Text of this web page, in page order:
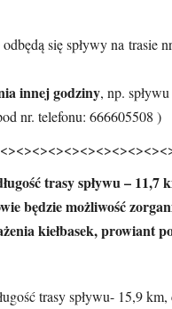
się spływy na trasie
innej godziny, np.
nr. telefonu: 666605508 )
trasy spływu – 11,7
będzie możliwość
kiełbasek, prowiant
trasy spływu- 15,9